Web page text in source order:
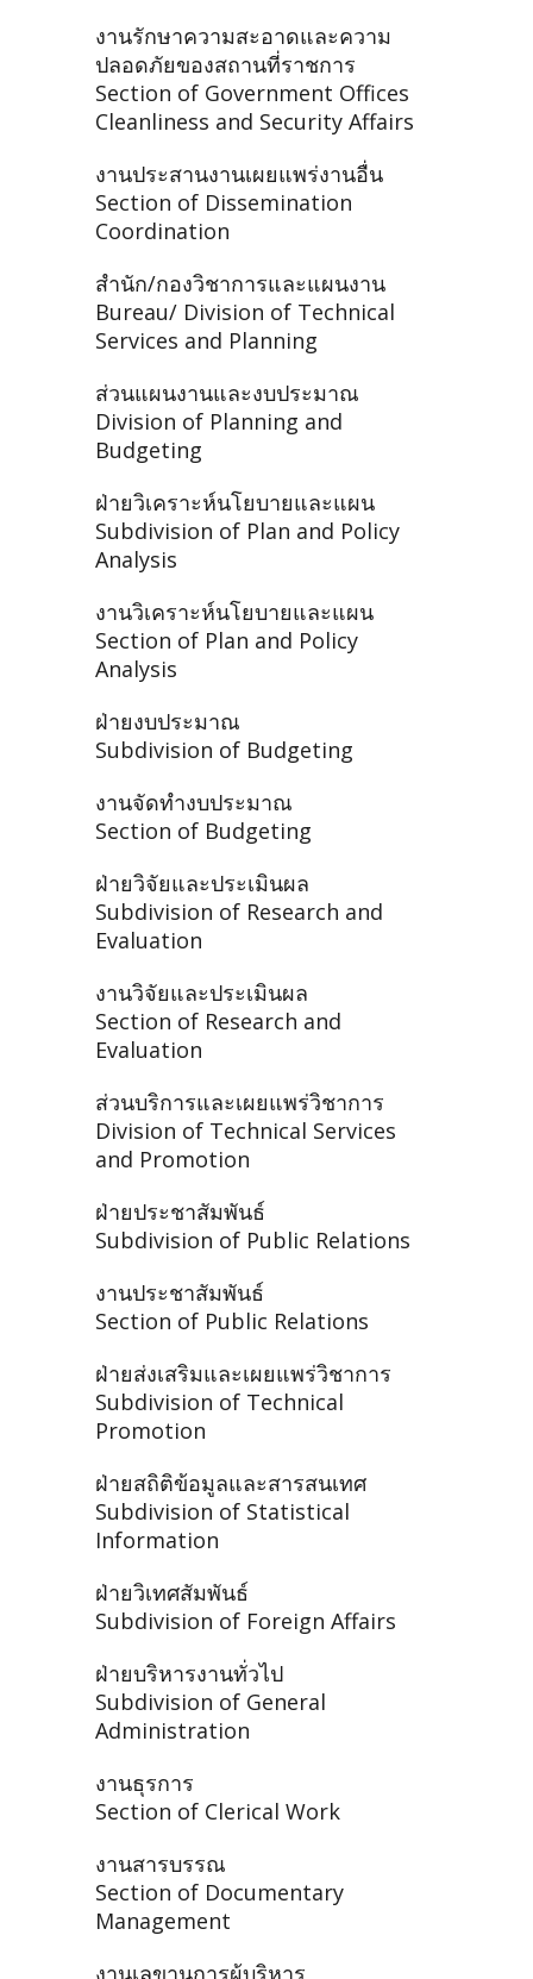
งานรักษาความสะอาดและความ
ปลอดภัยของสถานที่ราชการ
Section of Government Offices
Cleanliness and Security Affairs
งานประสานงานเผยแพร่งานอื่น
Section of Dissemination
Coordination
สำนัก/กองวิชาการและแผนงาน
Bureau/ Division of Technical
Services and Planning
ส่วนแผนงานและงบประมาณ
Division of Planning and
Budgeting
ฝ่ายวิเคราะห์นโยบายและแผน
Subdivision of Plan and Policy
Analysis
งานวิเคราะห์นโยบายและแผน
Section of Plan and Policy
Analysis
ฝ่ายงบประมาณ
Subdivision of Budgeting
งานจัดทำงบประมาณ
Section of Budgeting
ฝ่ายวิจัยและประเมินผล
Subdivision of Research and
Evaluation
งานวิจัยและประเมินผล
Section of Research and
Evaluation
ส่วนบริการและเผยแพร่วิชาการ
Division of Technical Services
and Promotion
ฝ่ายประชาสัมพันธ์
Subdivision of Public Relations
งานประชาสัมพันธ์
Section of Public Relations
ฝ่ายส่งเสริมและเผยแพร่วิชาการ
Subdivision of Technical
Promotion
ฝ่ายสถิติข้อมูลและสารสนเทศ
Subdivision of Statistical
Information
ฝ่ายวิเทศสัมพันธ์
Subdivision of Foreign Affairs
ฝ่ายบริหารงานทั่วไป
Subdivision of General
Administration
งานธุรการ
Section of Clerical Work
งานสารบรรณ
Section of Documentary
Management